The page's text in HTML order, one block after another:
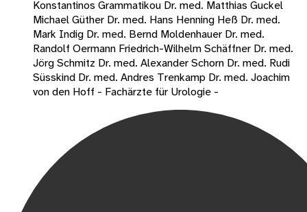
Konstantinos Grammatikou Dr. med. Matthias Guckel
Michael Güther Dr. med. Hans Henning Heß Dr. med.
Mark Indig Dr. med. Bernd Moldenhauer Dr. med.
Randolf Oermann Friedrich-Wilhelm Schäffner Dr. med.
Jörg Schmitz Dr. med. Alexander Schorn Dr. med. Rudi
Süsskind Dr. med. Andres Trenkamp Dr. med. Joachim
von den Hoff - Fachärzte für Urologie -